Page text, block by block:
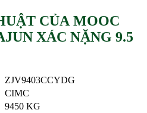
CỦA MOOC
XÁC NẶNG 9.5
ZJV9403CCYDG
CIMC
9450 KG